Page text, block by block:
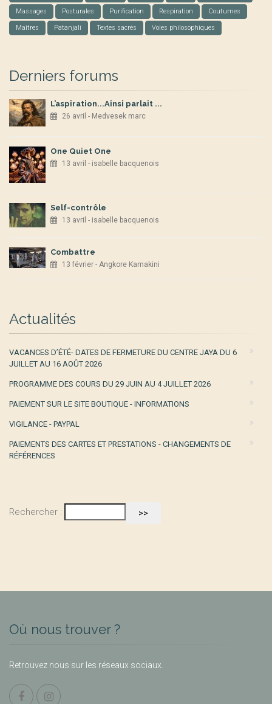
Massages Posturales Purification Respiration Coutumes
Maîtres Patanjali Textes sacrés Voies philosophiques
Derniers forums
L’aspiration...Ainsi parlait ...
26 avril - Medvesek marc
One Quiet One
13 avril - isabelle bacquenois
Self-contrôle
13 avril - isabelle bacquenois
Combattre
13 février - Angkore Kamakini
Actualités
VACANCES D’ÉTÉ- DATES DE FERMETURE DU CENTRE JAYA DU 6
JUILLET AU 16 AOÛT 2026
PROGRAMME DES COURS DU 29 JUIN AU 4 JUILLET 2026
PAIEMENT SUR LE SITE BOUTIQUE - INFORMATIONS
VIGILANCE - PAYPAL
PAIEMENTS DES CARTES ET PRESTATIONS - CHANGEMENTS DE
RÉFÉRENCES
Rechercher :
Où nous trouver ?
Retrouvez nous sur les réseaux sociaux.